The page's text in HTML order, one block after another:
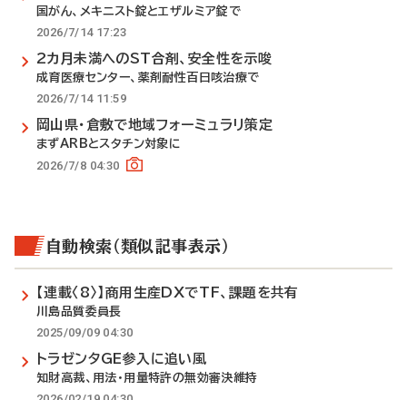
国がん、メキニスト錠とエザルミア錠で
2026/7/14 17:23
2カ月未満へのST合剤、安全性を示唆
成育医療センター、薬剤耐性百日咳治療で
2026/7/14 11:59
岡山県・倉敷で地域フォーミュラリ策定
まずARBとスタチン対象に
2026/7/8 04:30
自動検索（類似記事表示）
【連載〈8〉】商用生産DXでTF、課題を共有
川島品質委員長
2025/09/09 04:30
トラゼンタGE参入に追い風
知財高裁、用法・用量特許の無効審決維持